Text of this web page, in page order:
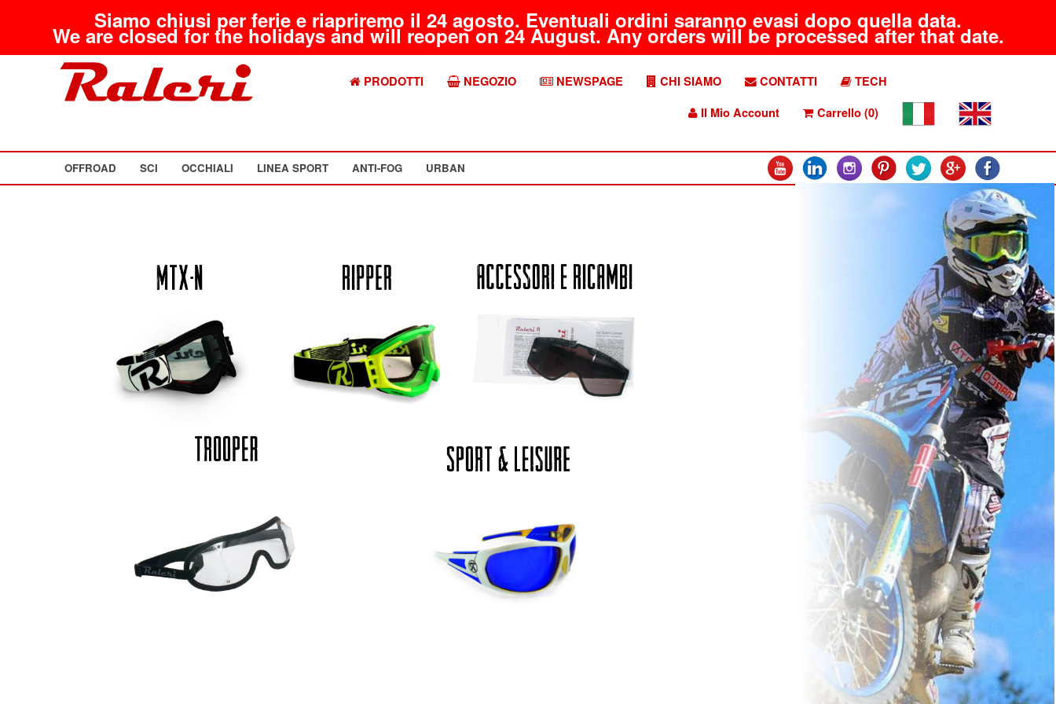
Siamo chiusi per ferie e riapriremo il 24 agosto. Eventuali ordini saranno evasi dopo quella data.
We are closed for the holidays and will reopen on 24 August. Any orders will be processed after that date.
PRODOTTI NEGOZIO NEWSPAGE CHI SIAMO CONTATTI
TECH
Il Mio Account
Carrello (0)
OFFROAD SCI OCCHIALI LINEA SPORT ANTI-FOG URBAN